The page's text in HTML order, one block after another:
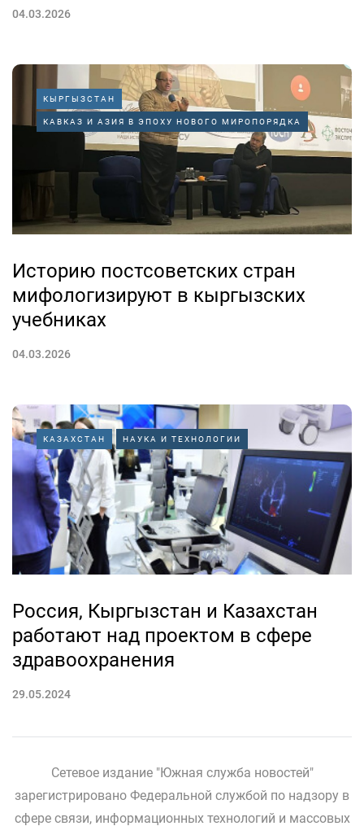
04.03.2026
КЫРГЫЗСТАН
КАВКАЗ И АЗИЯ В ЭПОХУ НОВОГО МИРОПОРЯДКА
Историю постсоветских стран
мифологизируют в кыргызских
учебниках
04.03.2026
КАЗАХСТАН НАУКА И ТЕХНОЛОГИИ
Россия, Кыргызстан и Казахстан
работают над проектом в сфере
здравоохранения
29.05.2024
Сетевое издание "Южная служба новостей"
зарегистрировано Федеральной службой по надзору в
сфере связи, информационных технологий и массовых